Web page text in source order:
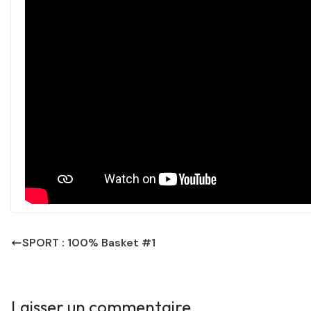
SPORT : 100% Basket #1
Laisser un commentaire